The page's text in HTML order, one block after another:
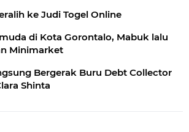
ke Judi Togel Online
di Kota Gorontalo, Mabuk lalu
Minimarket
Bergerak Buru Debt Collector
Shinta